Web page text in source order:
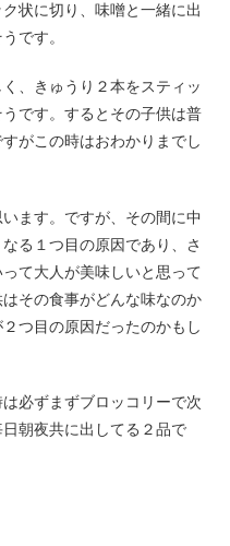
状に切り、味噌と一緒に出
です。
、きゅうり２本をスティッ
です。するとその子供は普
がこの時はおわかりまでし
ます。ですが、その間に中
る１つ目の原因であり、さ
て大人が美味しいと思って
その食事がどんな味なのか
つ目の原因だったのかもし
必ずまずブロッコリーで次
朝夜共に出してる２品で